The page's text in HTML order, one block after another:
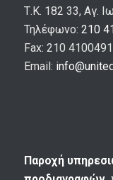
Τ.Κ. 182 33, Αγ.
Τηλέφωνο: 210
Fax: 210 4100491
Email:
Παροχή